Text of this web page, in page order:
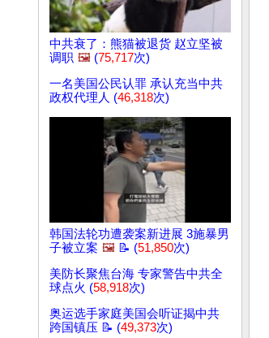
中共衰了：熊猫被退货 赵立坚被
调职 🖼️ (75,717次)
一名美国公民认罪 承认充当中共
政权代理人 (46,318次)
韩国法轮功遭袭案新进展 3施暴男
子被立案 🖼️ 📝 (51,850次)
美防长聚焦台海 专家警告中共全
球点火 (58,918次)
奥运选手家庭美国会听证揭中共
跨国镇压 📝 (49,373次)